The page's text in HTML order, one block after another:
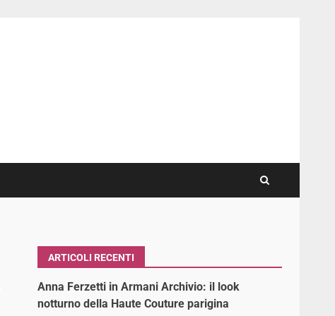
ARTICOLI RECENTI
Anna Ferzetti in Armani Archivio: il look
notturno della Haute Couture parigina